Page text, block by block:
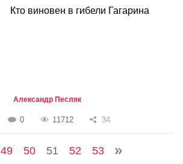
Кто виновен в гибели Гагарина
Александр Песляк
0 11712 34
49 50 51 52 53